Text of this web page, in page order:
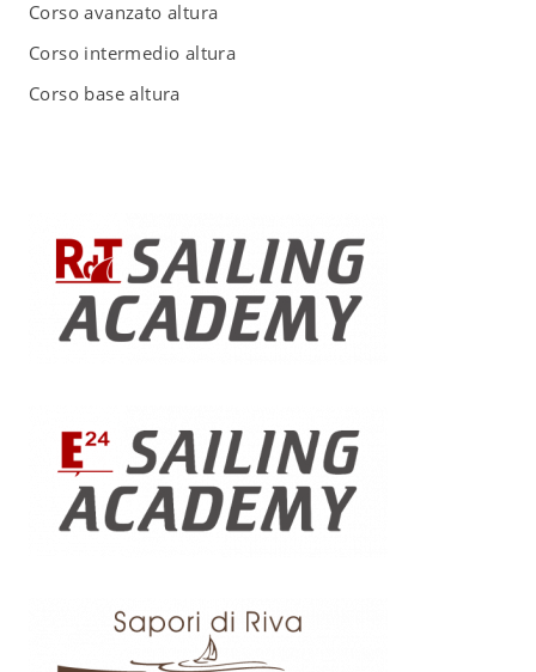
Corso avanzato altura
Corso intermedio altura
Corso base altura